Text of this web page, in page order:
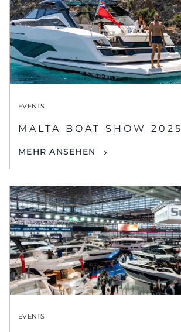
EVENTS
MALTA BOAT SHOW 2025
MEHR ANSEHEN
EVENTS